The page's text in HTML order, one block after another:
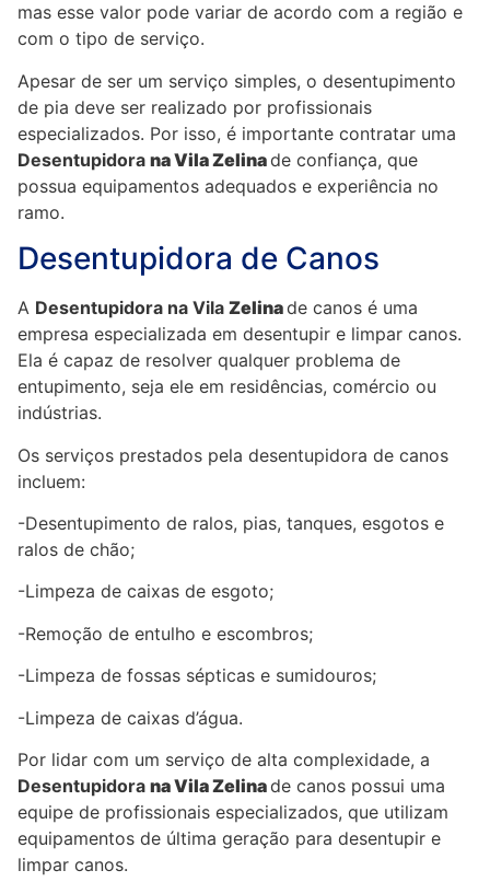
mas esse valor pode variar de acordo com a região e
com o tipo de serviço.
Apesar de ser um serviço simples, o desentupimento
de pia deve ser realizado por profissionais
especializados. Por isso, é importante contratar uma
Desentupidora na VilaZelinade confiança, que
possua equipamentos adequados e experiência no
ramo.
Desentupidora de Canos
A Desentupidora na Vila Zelinade canos é uma
empresa especializada em desentupir e limpar canos.
Ela é capaz de resolver qualquer problema de
entupimento, seja ele em residências, comércio ou
indústrias.
Os serviços prestados pela desentupidora de canos
incluem:
-Desentupimento de ralos, pias, tanques, esgotos e
ralos de chão;
-Limpeza de caixas de esgoto;
-Remoção de entulho e escombros;
-Limpeza de fossas sépticas e sumidouros;
-Limpeza de caixas d’água.
Por lidar com um serviço de alta complexidade, a
Desentupidora na VilaZelinade canos possui uma
equipe de profissionais especializados, que utilizam
equipamentos de última geração para desentupir e
limpar canos.